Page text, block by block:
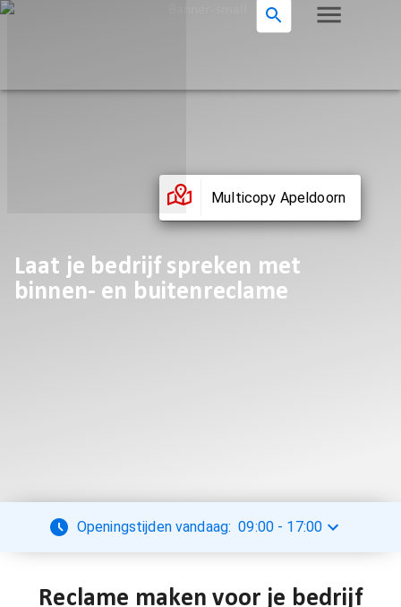
Multicopy Apeldoorn
Laat je bedrijf spreken met
binnen- en buitenreclame
Openingstijden vandaag: 09:00 - 17:00
Reclame maken voor je bedrijf